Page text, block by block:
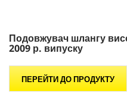
Подовжувач шлангу
2009 р. випуску
ПЕРЕЙТИ ДО ПРОДУКТУ